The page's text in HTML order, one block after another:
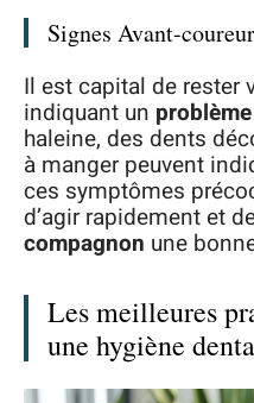
Signes Avant-
Il est capital de rester
indiquant un problème
haleine, des dents
à manger peuvent
ces symptômes
d’agir rapidement et
compagnon une
Les meilleures
une hygiène